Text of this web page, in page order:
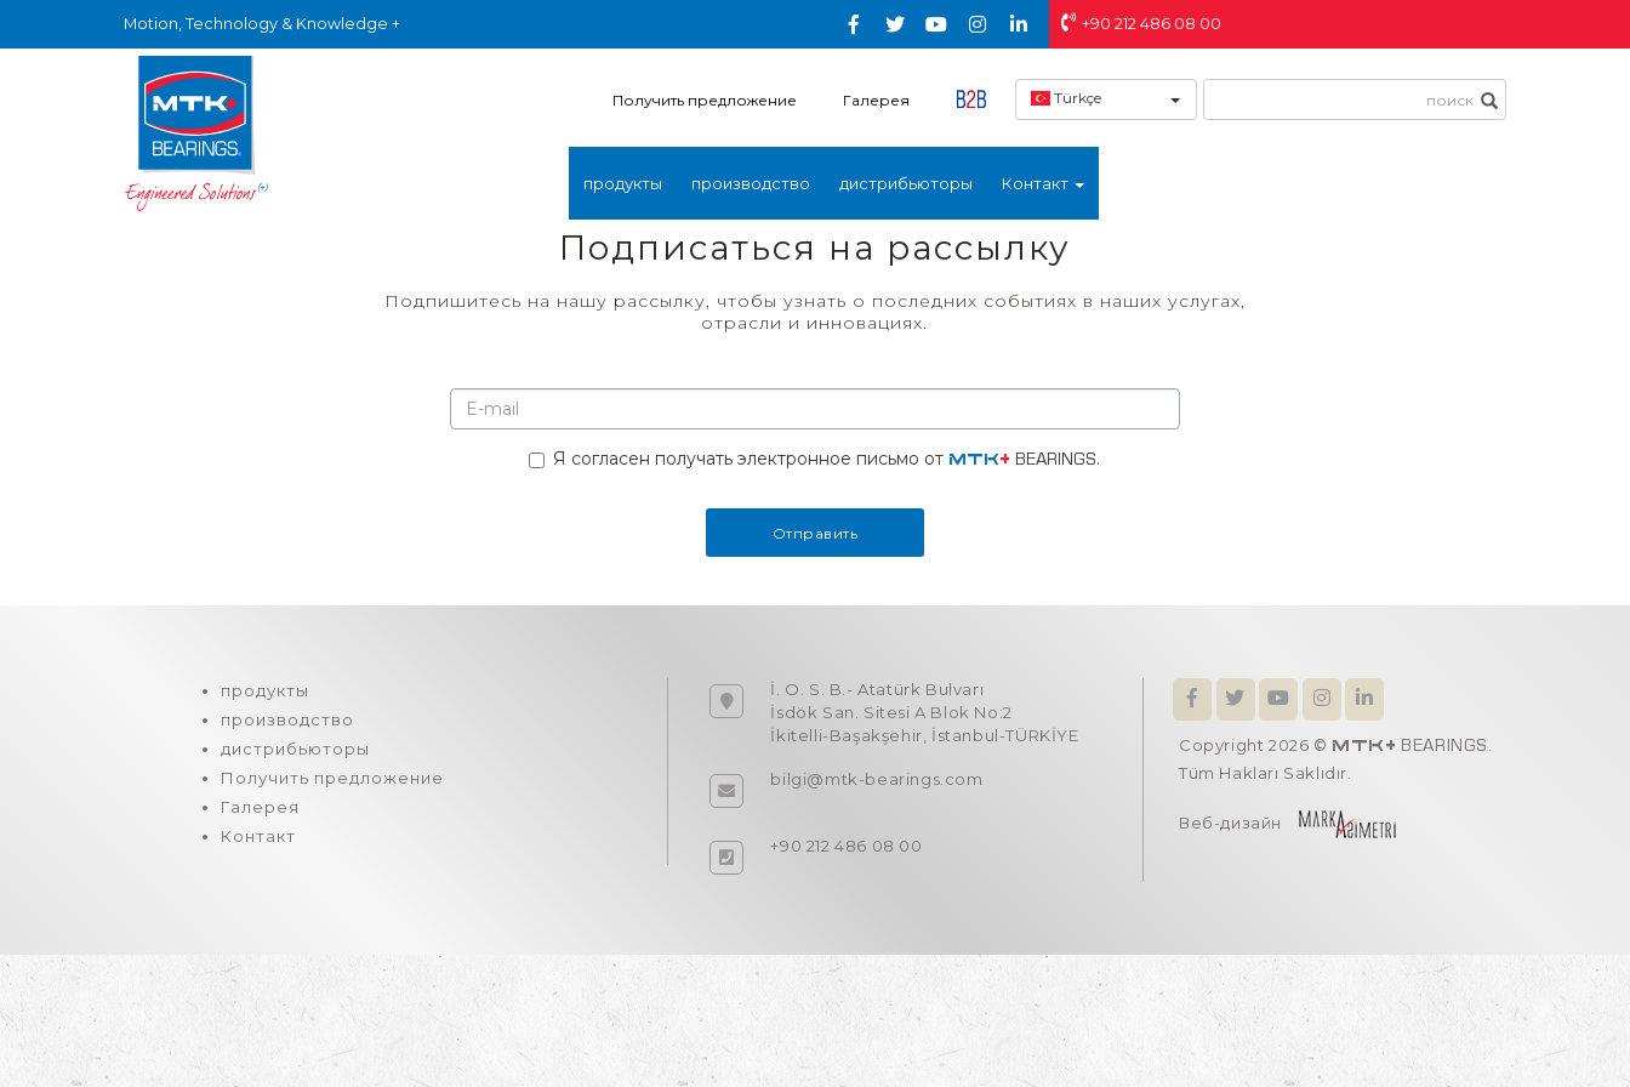
Motion, Technology & Knowledge + +90 212 486 08 00
Получить предложение Галерея Türkçe
продукты производство дистрибьюторы Контакт
Подписаться на рассылку
Подпишитесь на нашу рассылку, чтобы узнать о последних событиях в наших услугах,
отрасли и инновациях.
Я согласен получать электронное письмо от MTK+ BEARINGS.
Отправить
продукты
производство
дистрибьюторы
Получить предложение
Галерея
Контакт
İ. O. S. B.- Atatürk Bulvarı
İsdök San. Sitesi A Blok No:2
İkitelli-Başakşehir, İstanbul-TÜRKİYE
bilgi@mtk-bearings.com
+90 212 486 08 00
Copyright 2026 © MTK+ BEARINGS
Tüm Hakları Saklıdır.
Веб-дизайн